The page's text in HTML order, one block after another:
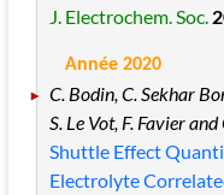
J. Electrochem. Soc.
Année 2020
C. Bodin, C. Sekhar
S. Le Vot, F. Favier
Shuttle Effect
Electrolyte